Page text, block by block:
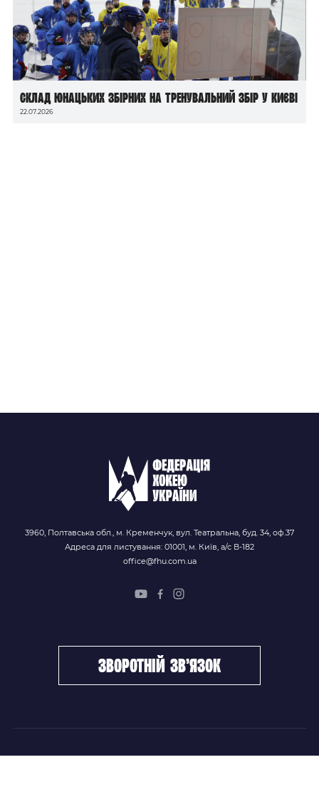
Склад юнацьких збірних на тренувальний збір у Києві
22.07.2026
3960, Полтавська обл., м. Кременчук, вул. Театральна, буд. 34, оф.37
Адреса для листування: 01001, м. Київ, а/с В-182
office@fhu.com.ua
зворотній зв’язок